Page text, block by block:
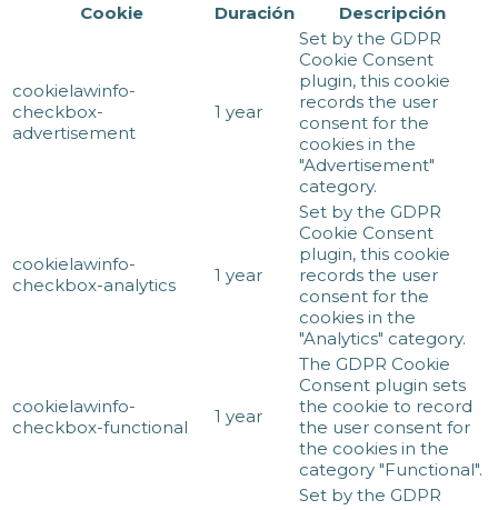
Cookie
Duración Descripción
cookielawinfo-
checkbox-
advertisement
1 year
Set by the GDPR
Cookie Consent
plugin, this cookie
records the user
consent for the
cookies in the
"Advertisement"
category.
cookielawinfo-
checkbox-analytics
1 year
Set by the GDPR
Cookie Consent
plugin, this cookie
records the user
consent for the
cookies in the
"Analytics" category.
cookielawinfo-
checkbox-functional
1 year
The GDPR Cookie
Consent plugin sets
the cookie to record
the user consent for
the cookies in the
category "Functional".
Set by the GDPR